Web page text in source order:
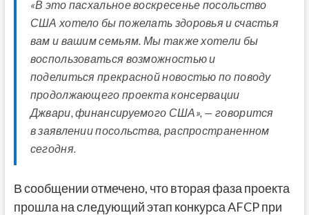
«В это пасхальное воскресенье посольство
США хотело бы пожелать здоровья и счастья
вам и вашим семьям. Мы также хотели бы
воспользоваться возможностью и
поделиться прекрасной новостью по поводу
продолжающего проекта консервации
Джвари, финансируемого США», — говорится
в заявлении посольства, распространенном
сегодня.
В сообщении отмечено, что вторая фаза проекта
прошла на следующий этап конкурса AFCP при